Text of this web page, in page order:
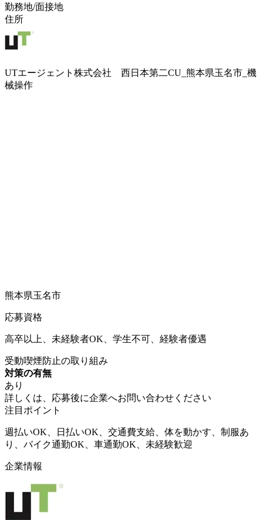
勤務地/面接地
住所
UTエージェント株式会社 西日本第二CU_熊本県玉名市_機
械操作
熊本県玉名市
応募資格
高卒以上、未経験者OK、学生不可、経験者優遇
受動喫煙防止の取り組み
対策の有無
あり
詳しくは、応募後に企業へお問い合わせください
注目ポイント
週払いOK、日払いOK、交通費支給、体を動かす、制服あ
り、バイク通勤OK、車通勤OK、未経験歓迎
企業情報